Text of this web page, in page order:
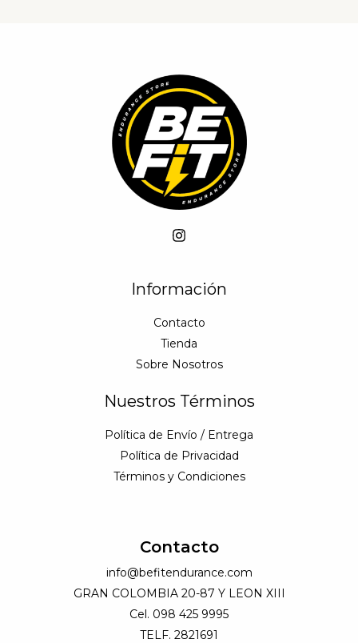
Información
Contacto
Tienda
Sobre Nosotros
Nuestros Términos
Política de Envío / Entrega
Política de Privacidad
Términos y Condiciones
Contacto
info@befitendurance.com
GRAN COLOMBIA 20-87 Y LEON XIII
Cel. 098 425 9995
TELF. 2821691